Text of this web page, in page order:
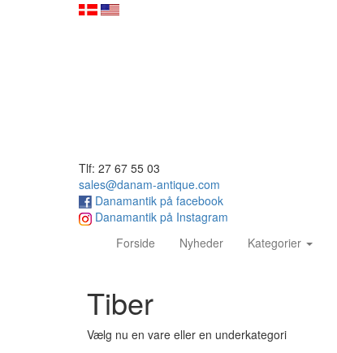
Tlf: 27 67 55 03
sales@danam-antique.com
Danamantik på facebook
Danamantik på Instagram
Forside (current)Nyheder Kategorier
Tiber
Vælg nu en vare eller en underkategori